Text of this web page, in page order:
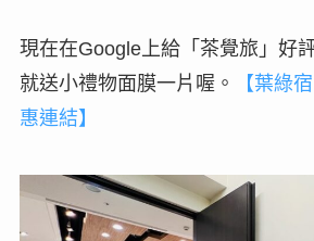
現在在Google上給「茶覺旅」好評
就送小禮物面膜一片喔。
【葉綠
惠連結】